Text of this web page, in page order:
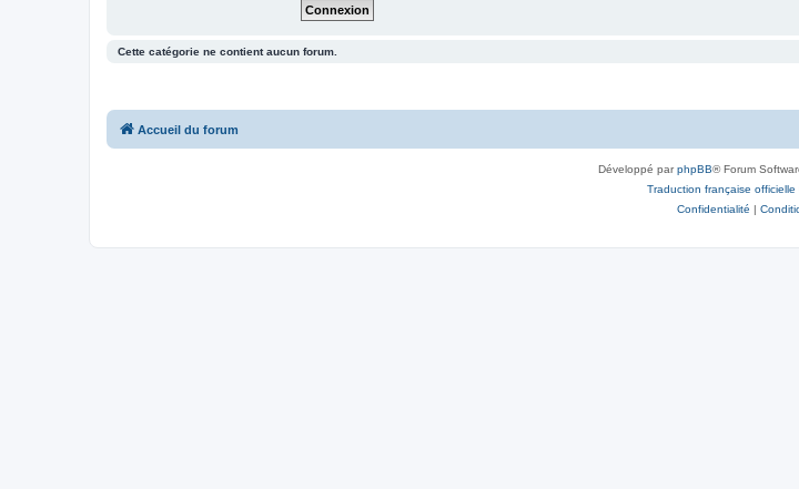
Cette catégorie ne contient aucun forum.
Accueil du forum
Développé parphpBB® Forum
Traduction française officielle
Confidentialité |